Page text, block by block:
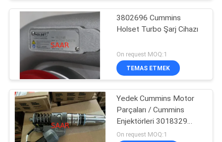
BIZIMLE
ILETIŞIME
GEÇIN
BIR
TEKLIF
ISTEĞI
Rexroth Filtre
Elemanı
45
3802696 Cummins
Holset Turbo Şarj Cihazı
On request MOQ:1
TEMAS ETMEK
Yedek Cummins Motor
Parçaları / Cummins
Enjektörleri 3018329
3013728 İsteğe Bağlı
On request MOQ:1